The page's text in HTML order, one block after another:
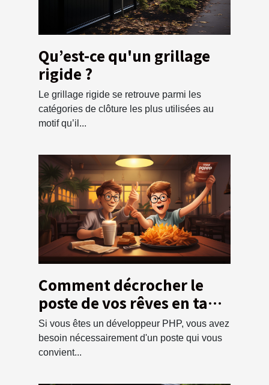
Qu’est-ce qu'un grillage
rigide ?
Le grillage rigide se retrouve parmi les
catégories de clôture les plus utilisées au
motif qu’il...
Comment décrocher le
poste de vos rêves en tant
que développeur PHP ?
Si vous êtes un développeur PHP, vous avez
besoin nécessairement d'un poste qui vous
convient...